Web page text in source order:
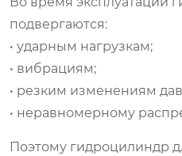
подвергаются:
• ударным нагрузкам;
• вибрациям;
• резким изменениям
• неравномерному
Поэтому гидроцилиндр